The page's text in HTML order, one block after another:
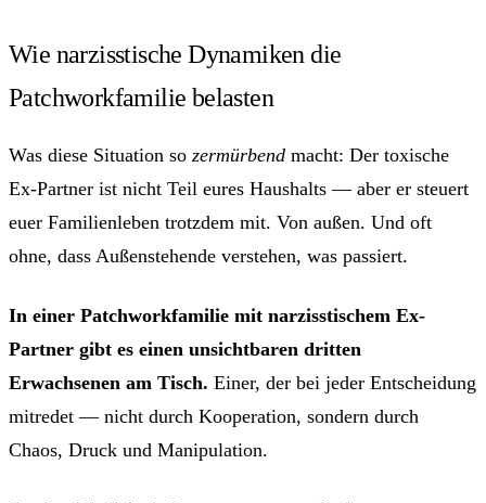
Wie narzisstische Dynamiken die
Patchworkfamilie belasten
Was diese Situation so zermürbend macht: Der toxische
Ex-Partner ist nicht Teil eures Haushalts — aber er steuert
euer Familienleben trotzdem mit. Von außen. Und oft
ohne, dass Außenstehende verstehen, was passiert.
In einer Patchworkfamilie mit narzisstischem Ex-
Partner gibt es einen unsichtbaren dritten
Erwachsenen am Tisch. Einer, der bei jeder Entscheidung
mitredet — nicht durch Kooperation, sondern durch
Chaos, Druck und Manipulation.